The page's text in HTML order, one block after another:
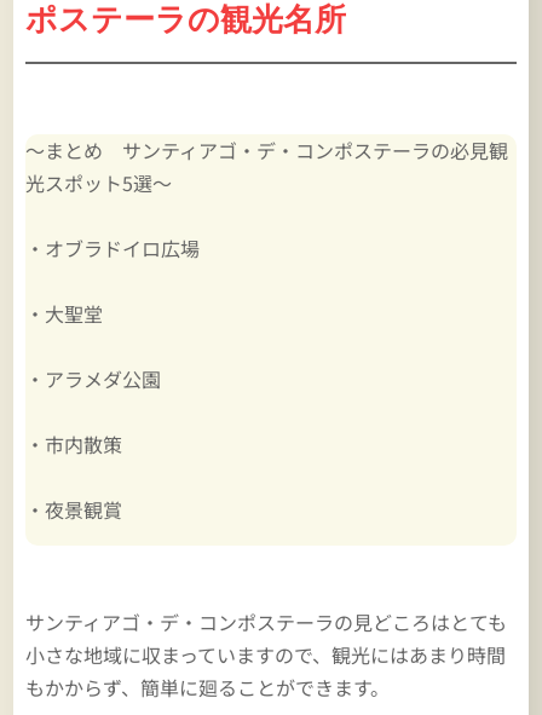
ポステーラの観光名所
～まとめ サンティアゴ・デ・コンポステーラの必見観
光スポット5選～
・オブラドイロ広場
・大聖堂
・アラメダ公園
・市内散策
・夜景観賞
サンティアゴ・デ・コンポステーラの見どころはとても
小さな地域に収まっていますので、観光にはあまり時間
もかからず、簡単に廻ることができます。